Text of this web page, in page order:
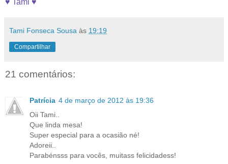
Tami Fonseca Sousa às 19:19
Compartilhar
21 comentários:
Patrícia 4 de março de 2012 às 19:36
Oii Tami..
Que linda mesa!
Super especial para a ocasião né!
Adoreii..
Parabénsss para vocês, muitass felicidadess!